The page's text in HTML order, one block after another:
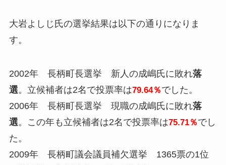
大岩よしじ氏の選挙結果は以下の通りになりま
す。
2002年 長柄町長選挙 新人の成嶋氏に敗れ落
選。立候補者は2名で投票率は79.64％でした。
2006年 長柄町長選挙 現職の成嶋氏に敗れ落
選。この年も立候補者は2名で投票率は75.71％でし
た。
2009年 長柄町議会議員補欠選挙 1365票の1位